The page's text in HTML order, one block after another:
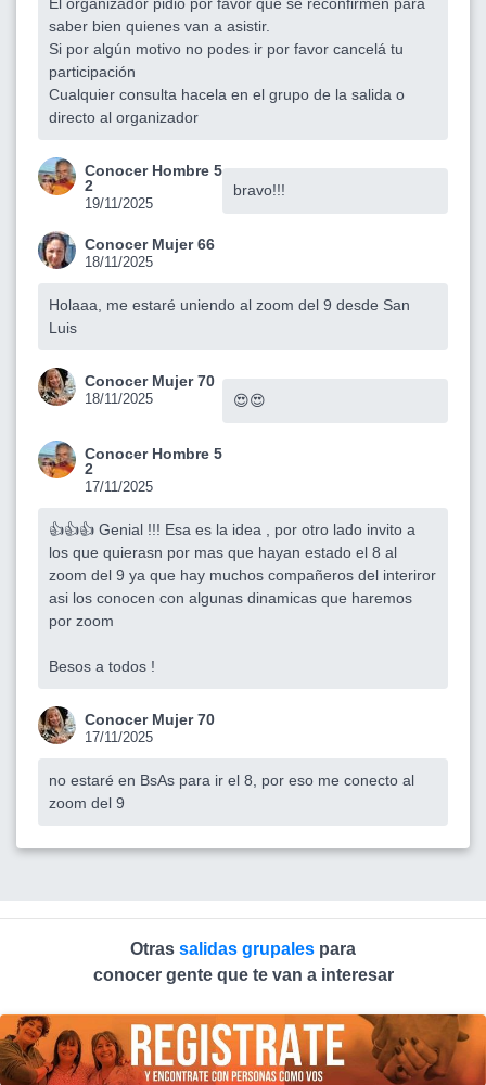
saber bien quienes van a asistir.
Si por algún motivo no podes ir por favor cancelá tu
participación
Cualquier consulta hacela en el grupo de la salida o
directo al organizador
Conocer Hombre 5
2
19/11/2025
bravo!!!
Conocer Mujer 66
18/11/2025
Holaaa, me estaré uniendo al zoom del 9 desde San
Luis
Conocer Mujer 70
18/11/2025 😍😍
Conocer Hombre 5
2
17/11/2025
👍👍👍 Genial !!! Esa es la idea , por otro lado invito a
los que quierasn por mas que hayan estado el 8 al
zoom del 9 ya que hay muchos compañeros del interiror
asi los conocen con algunas dinamicas que haremos
por zoom
Besos a todos !
Conocer Mujer 70
17/11/2025
no estaré en BsAs para ir el 8, por eso me conecto al
zoom del 9
Otras salidas grupales para
conocer gente que te van a interesar